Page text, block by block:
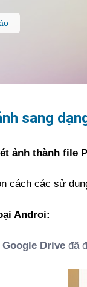
sang
ảnh thành file
cách các sử
Androi:
Google Driveđã